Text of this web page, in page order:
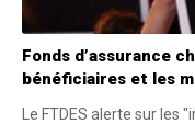
Fonds d’assurance
bénéficiaires et les
Le FTDES alerte sur